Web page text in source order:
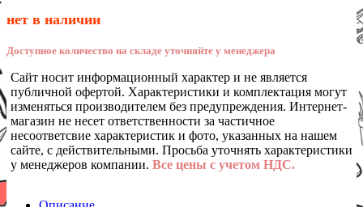
нет в наличии
Доступное количество на складе уточняйте у менеджера
Сайт носит информационный характер и не является
публичной офертой. Характеристики и комплектация могут
изменяться производителем без предупреждения. Интернет-
магазин не несет ответственности за частичное
несоответсвие характеристик и фото, указанных на нашем
сайте, с действительными. Просьба уточнять характеристики
у менеджеров компании. Все цены с учетом НДС.